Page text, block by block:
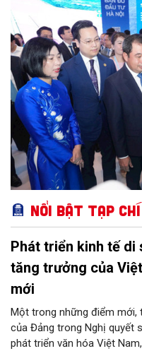
chế, không gian mới từ
khát vọng xây dựng Thủ
nghệ. Người dân được
và hạnh phúc”.
Nổi bật Tạp chí
Phát triển kinh tế di
tăng trưởng của
mới
Một trong những điểm mới,
của Đảng trong Nghị quyết
phát triển văn hóa Việt